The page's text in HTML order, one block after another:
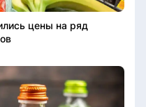
цены на ряд